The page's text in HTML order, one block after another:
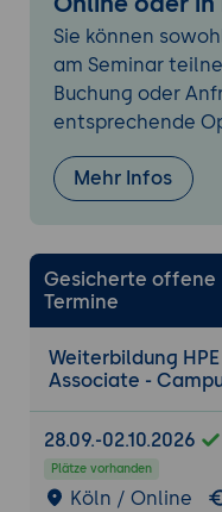
4. Layer-2-
VLANs
Trunking und
Spanning Tree
Statisches
Grundlagen
Routing
Erreichbarkeit
6.
Virtual
von Switches
Sie können
am Seminar
Buchung oder
entsprechende
Mehr Infos
Gesicherte offene
Termine
Weiterbildung
Associate -
28.09.-02.10.2026
Plätze vorhanden
Köln / Online